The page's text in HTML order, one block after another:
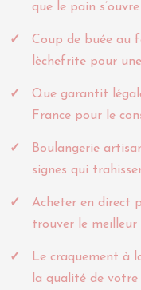
que le pain
Coup de buée au
lèchefrite pour
Que garantit
France pour le
Boulangerie
signes qui
Acheter en direct
trouver le
Le craquement à
la qualité de votre